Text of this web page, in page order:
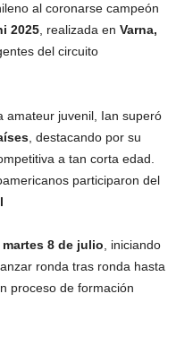
al coronarse campeón
2025 , realizada en Varna,
del circuito
amateur juvenil, Ian superó
, destacando por su
a tan corta edad.
participaron del
martes 8 de julio , iniciando
ronda tras ronda hasta
proceso de formación